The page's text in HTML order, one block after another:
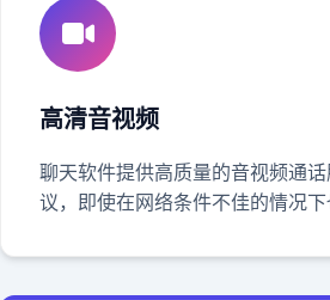
高清音视频
聊天软件提供高质量的音视频通
议，即使在网络条件不佳的情况下